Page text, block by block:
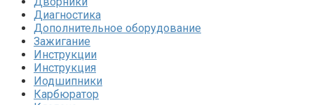
Диагностика
Дополнительное оборудование
Зажигание
Инструкции
Инструкция
Иодшипники
Карбюратор